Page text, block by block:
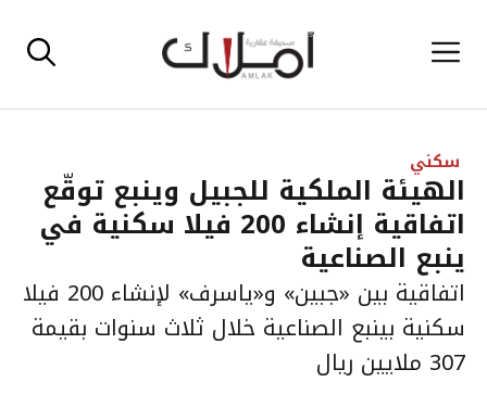
إلى القائمة
سكني
الهيئة الملكية للجبيل وينبع توقّع
اتفاقية إنشاء 200 فيلا سكنية في
ينبع الصناعية
اتفاقية بين «جبين» و«ياسرف» لإنشاء 200 فيلا
سكنية بينبع الصناعية خلال ثلاث سنوات بقيمة
307 ملايين ريال